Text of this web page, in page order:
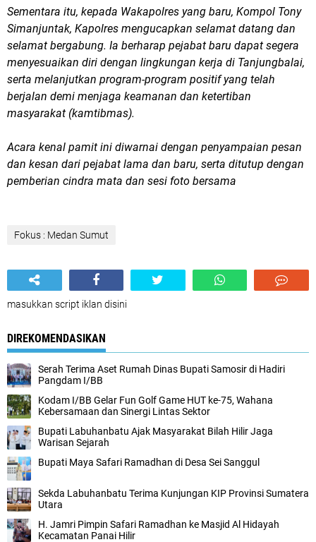
Sementara itu, kepada Wakapolres yang baru, Kompol Tony
Simanjuntak, Kapolres mengucapkan selamat datang dan
selamat bergabung. Ia berharap pejabat baru dapat segera
menyesuaikan diri dengan lingkungan kerja di Tanjungbalai,
serta melanjutkan program-program positif yang telah
berjalan demi menjaga keamanan dan ketertiban
masyarakat (kamtibmas).
Acara kenal pamit ini diwarnai dengan penyampaian pesan
dan kesan dari pejabat lama dan baru, serta ditutup dengan
pemberian cindra mata dan sesi foto bersama
Fokus : Medan Sumut
masukkan script iklan disini
DIREKOMENDASIKAN
Serah Terima Aset Rumah Dinas Bupati Samosir di Hadiri
Pangdam I/BB
Kodam I/BB Gelar Fun Golf Game HUT ke-75, Wahana
Kebersamaan dan Sinergi Lintas Sektor
Bupati Labuhanbatu Ajak Masyarakat Bilah Hilir Jaga
Warisan Sejarah
Bupati Maya Safari Ramadhan di Desa Sei Sanggul
Sekda Labuhanbatu Terima Kunjungan KIP Provinsi Sumatera
Utara
H. Jamri Pimpin Safari Ramadhan ke Masjid Al Hidayah
Kecamatan Panai Hilir